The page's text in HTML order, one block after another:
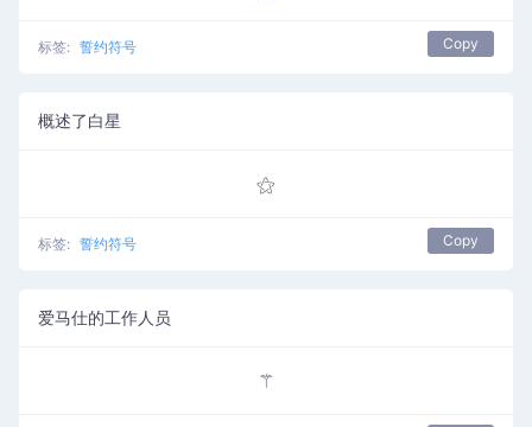
标签: 誓约符号 Copy
概述了白星
⚝
标签: 誓约符号 Copy
爱马仕的工作人员
⚚